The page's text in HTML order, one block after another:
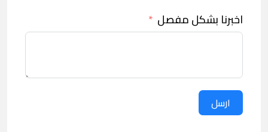
اخبرنا بشكل مفصل
ارسل